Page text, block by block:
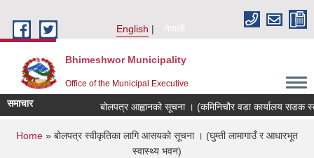
English
नेपाली
Bhimeshwor Municipality
Office of the Municipal Executive
समाचार बोलपत्र आह्वानको सूचना । (कमिनिचौर वडा कार्यालय सडक
You are here
Home » बोलपत्र स्वीकृतिका लागि आसयको सूचना । (घुम्ती लामागाउँ र आधारभूत
स्वास्थ्य भवन)